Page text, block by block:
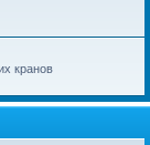
кранов